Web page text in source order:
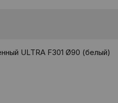
ULTRA F301 Ø90 (белый)